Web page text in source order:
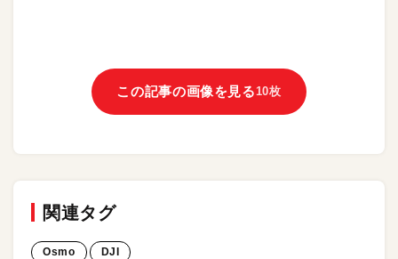
この記事の画像を見る 10枚
関連タグ
Osmo DJI